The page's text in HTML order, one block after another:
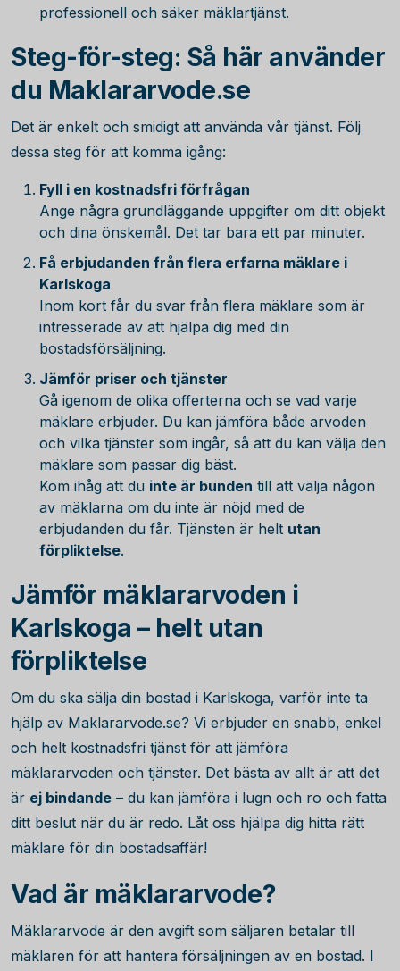
professionell och säker mäklartjänst.
Steg-för-steg: Så här använder
du Maklararvode.se
Det är enkelt och smidigt att använda vår tjänst. Följ
dessa steg för att komma igång:
Fyll i en kostnadsfri förfrågan
Ange några grundläggande uppgifter om ditt objekt
och dina önskemål. Det tar bara ett par minuter.
Få erbjudanden från flera erfarna mäklare i
Karlskoga
Inom kort får du svar från flera mäklare som är
intresserade av att hjälpa dig med din
bostadsförsäljning.
Jämför priser och tjänster
Gå igenom de olika offerterna och se vad varje
mäklare erbjuder. Du kan jämföra både arvoden
och vilka tjänster som ingår, så att du kan välja den
mäklare som passar dig bäst.
Kom ihåg att du inte är bunden till att välja någon
av mäklarna om du inte är nöjd med de
erbjudanden du får. Tjänsten är helt utan
förpliktelse.
Jämför mäklararvoden i
Karlskoga – helt utan
förpliktelse
Om du ska sälja din bostad i Karlskoga, varför inte ta
hjälp av Maklararvode.se? Vi erbjuder en snabb, enkel
och helt kostnadsfri tjänst för att jämföra
mäklararvoden och tjänster. Det bästa av allt är att det
är ej bindande – du kan jämföra i lugn och ro och fatta
ditt beslut när du är redo. Låt oss hjälpa dig hitta rätt
mäklare för din bostadsaffär!
Vad är mäklararvode?
Mäklararvode är den avgift som säljaren betalar till
mäklaren för att hantera försäljningen av en bostad. I